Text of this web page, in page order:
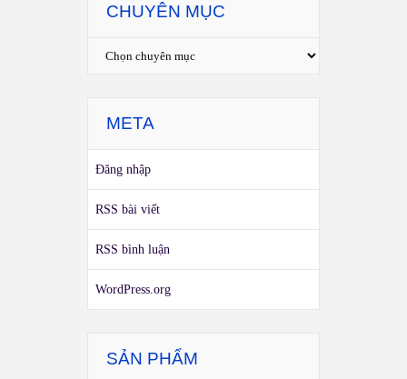
CHUYÊN MỤC
META
Đăng nhập
RSS bài viết
RSS bình luận
WordPress.org
SẢN PHẨM